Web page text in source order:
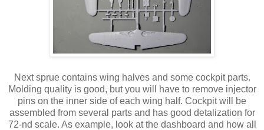
Next sprue contains wing halves and some cockpit parts.
Molding quality is good, but you will have to remove injector
pins on the inner side of each wing half. Cockpit will be
assembled from several parts and has good detalization for
72-nd scale. As example, look at the dashboard and how all